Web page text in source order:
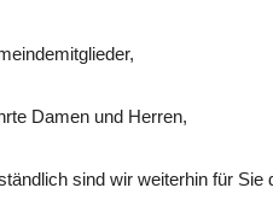
Damen und Herren,
sind wir weiterhin für Sie